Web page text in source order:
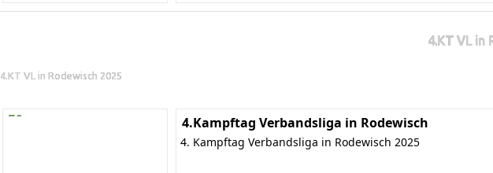
4.KT VL in
4.KT VL in Rodewisch 2025
4.Kampftag Verbandsliga in Rodewisch
4. Kampftag Verbandsliga in Rodewisch 2025